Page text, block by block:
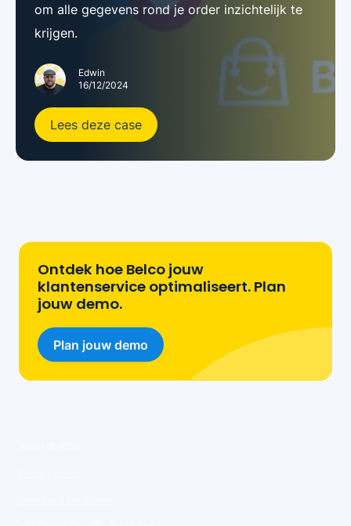
om alle gegevens rond je order inzichtelijk te
krijgen.
Edwin
16/12/2024
Lees deze case
Ontdek hoe Belco jouw
klantenservice optimaliseert. Plan
jouw demo.
Plan jouw demo